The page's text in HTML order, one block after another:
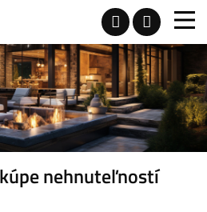
nehnuteľností